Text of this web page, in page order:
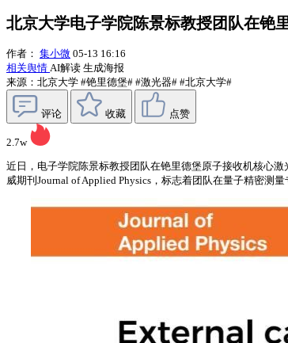
北京大学电子学院陈景标教授团队在铯
作者： 集小微 05-13 16:16
相关舆情 AI解读 生成海报
来源：北京大学 #铯里德堡# #激光器# #北京大学#
评论 收藏 点赞
2.7w
近日，电子学院陈景标教授团队在铯里德堡原子接收机核心激
威期刊Journal of Applied Physics，标志着团队在量子精密测